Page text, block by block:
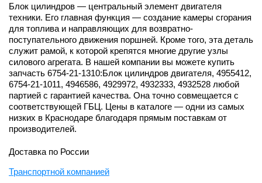
Блок цилиндров — центральный элемент двигателя
техники. Его главная функция — создание камеры сгорания
для топлива и направляющих для возвратно-
поступательного движения поршней. Кроме того, эта деталь
служит рамой, к которой крепятся многие другие узлы
силового агрегата. В нашей компании вы можете купить
запчасть 6754-21-1310:Блок цилиндров двигателя, 4955412,
6754-21-1011, 4946586, 4929972, 4932333, 4932528 любой
партией с гарантией качества. Она точно совмещается с
соответствующей ГБЦ. Цены в каталоге — одни из самых
низких в Краснодаре благодаря прямым поставкам от
производителей.
Доставка по России
Транспортной компанией